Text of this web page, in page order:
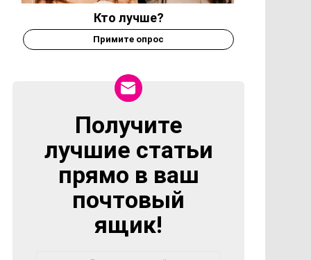
Кто лучше?
Примите опрос
NEWSLETTER
Получите
лучшие статьи
прямо в ваш
почтовый
ящик!